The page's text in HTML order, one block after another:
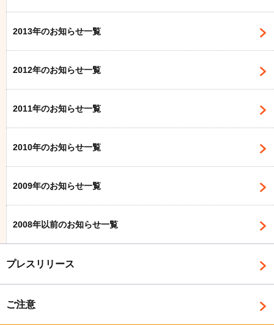
2013年のお知らせ一覧
2012年のお知らせ一覧
2011年のお知らせ一覧
2010年のお知らせ一覧
2009年のお知らせ一覧
2008年以前のお知らせ一覧
プレスリリース
ご注意